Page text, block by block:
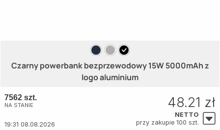
Czarny powerbank bezprzewodowy 15W 5000mAh z
logo aluminium
7562 szt.
NA STANIE
19:31 08.08.2026
48.21 zł
NETTO
przy zakupie 100 szt.